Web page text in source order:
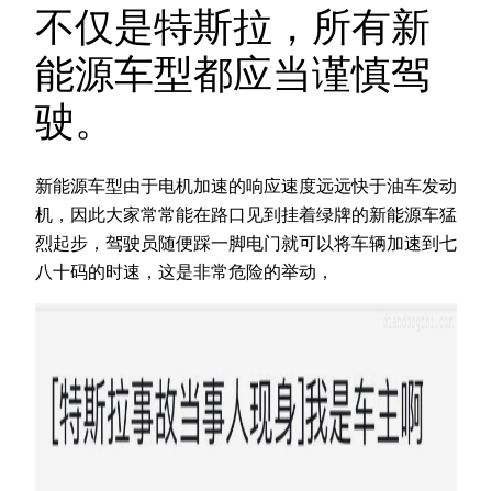
不仅是特斯拉，所有新
能源车型都应当谨慎驾
驶。
新能源车型由于电机加速的响应速度远远快于油车发动
机，因此大家常常能在路口见到挂着绿牌的新能源车猛
烈起步，驾驶员随便踩一脚电门就可以将车辆加速到七
八十码的时速，这是非常危险的举动，